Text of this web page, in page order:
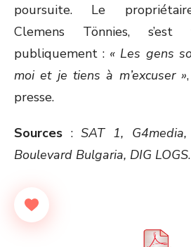
poursuite. Le
Clemens Tönnies, s’est
publiquement : « Les gens
moi et je tiens à m’excuser »
presse.
Sources :SAT 1, G4media,
Boulevard Bulgaria, DIG LOGS.